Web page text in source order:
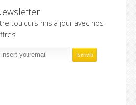
toujours mis à jour avec nos